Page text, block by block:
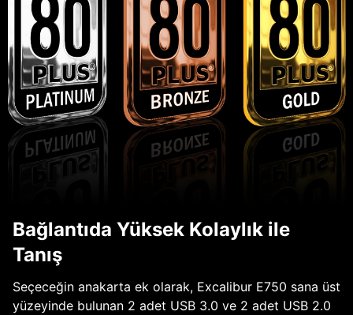
Bağlantıda Yüksek Kolaylık ile
Tanış
Seçeceğin anakarta ek olarak, Excalibur E750 sana üst
yüzeyinde bulunan 2 adet USB 3.0 ve 2 adet USB 2.0